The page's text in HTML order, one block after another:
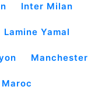
Inter Milan
Lamine Yamal
Manchester
Maroc